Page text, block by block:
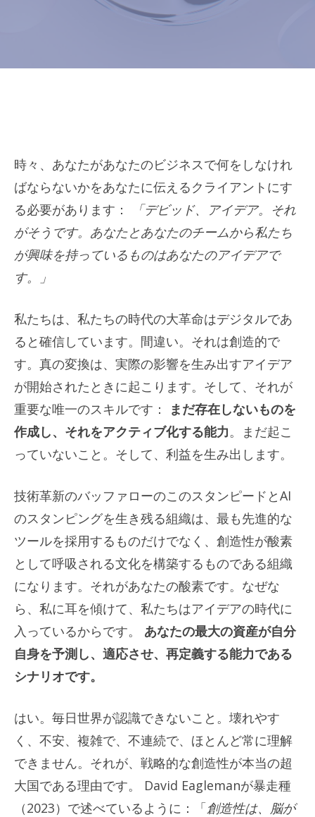
時々、あなたがあなたのビジネスで何をしなけれ
ばならないかをあなたに伝えるクライアントにす
る必要があります：
「デビッド、アイデア。それ
がそうです。あなたとあなたのチームから私たち
が興味を持っているものはあなたのアイデアで
す。」
私たちは、私たちの時代の大革命はデジタルであ
ると確信しています。間違い。それは創造的で
す。真の変換は、実際の影響を生み出すアイデア
が開始されたときに起こります。そして、それが
重要な唯一のスキルです：
まだ存在しないものを
作成し、それをアクティブ化する能力。まだ起こ
っていないこと。そして、利益を生み出します。
技術革新のバッファローのこのスタンピードとAI
のスタンピングを生き残る組織は、最も先進的な
ツールを採用するものだけでなく、創造性が酸素
として呼吸される文化を構築するものである組織
になります。それがあなたの酸素です。なぜな
ら、私に耳を傾けて、私たちはアイデアの時代に
入っているからです。
あなたの最大の資産が自分
自身を予測し、適応させ、再定義する能力である
シナリオです。
はい。毎日世界が認識できないこと。壊れやす
く、不安、複雑で、不連続で、ほとんど常に理解
できません。それが、戦略的な創造性が本当の超
大国である理由です。 David Eaglemanが暴走種
（2023）で述べているように：「創造性は、脳が